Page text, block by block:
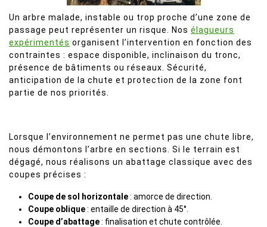
Un arbre malade, instable ou trop proche d’une zone de
passage peut représenter un risque. Nos élagueurs
expérimentés organisent l’intervention en fonction des
contraintes : espace disponible, inclinaison du tronc,
présence de bâtiments ou réseaux. Sécurité,
anticipation de la chute et protection de la zone font
partie de nos priorités.
Lorsque l’environnement ne permet pas une chute libre,
nous démontons l’arbre en sections. Si le terrain est
dégagé, nous réalisons un abattage classique avec des
coupes précises :
Coupe de sol horizontale: amorce de direction.
Coupe oblique: entaille de direction à 45°.
Coupe d’abattage: finalisation et chute contrôlée.